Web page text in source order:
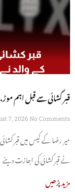
قبر کشائی سے قبل اہم
7, 2026 No Comments
میر رضا کے کیس میں قبر
نے قبر کشائی کی اجازت دینے
مزید پڑھیں